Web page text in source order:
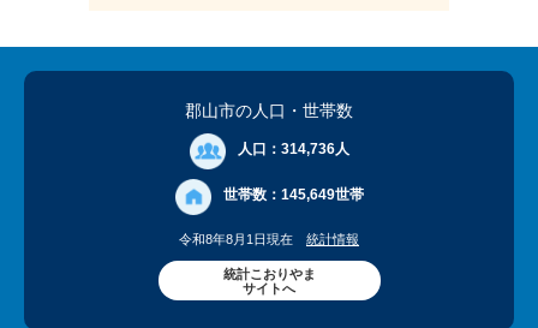
郡山市の人口 ・世帯数
人口： 314,736人
世帯数： 145,649世帯
令和8年8月1日現在 統計情報
統計こおりやま
サイトへ